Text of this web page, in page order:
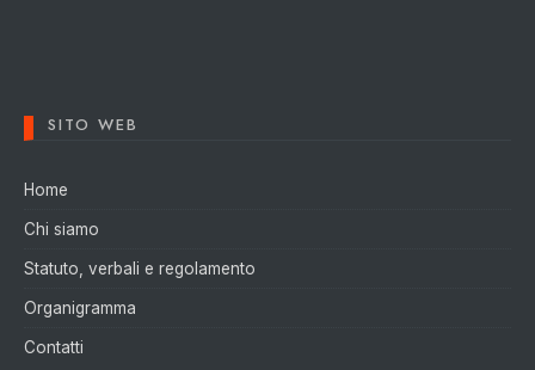
SITO WEB
Home
Chi siamo
Statuto, verbali e regolamento
Organigramma
Contatti